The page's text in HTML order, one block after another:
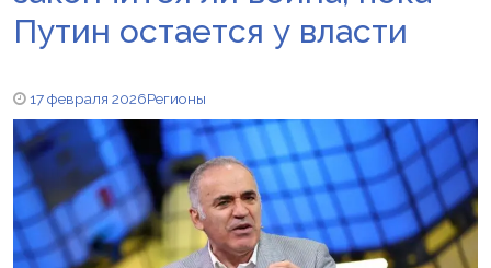
Путин остается у власти
17 февраля 2026Регионы